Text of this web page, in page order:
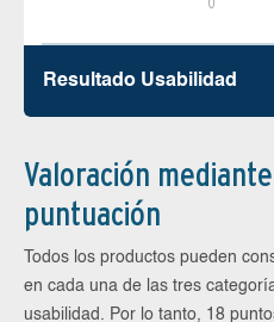
Resultado Usabilidad
Valoración
puntuación
Todos los productos pueden
en cada una de las tres
usabilidad. Por lo tanto, 18